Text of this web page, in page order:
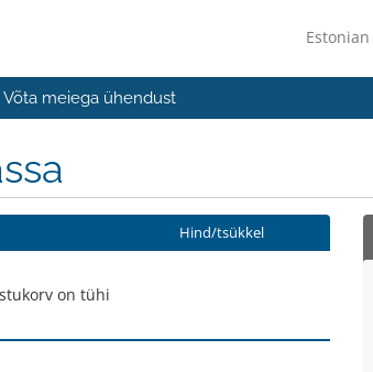
Estonian
Võta meiega ühendust
Hind/tsükkel
on tühi